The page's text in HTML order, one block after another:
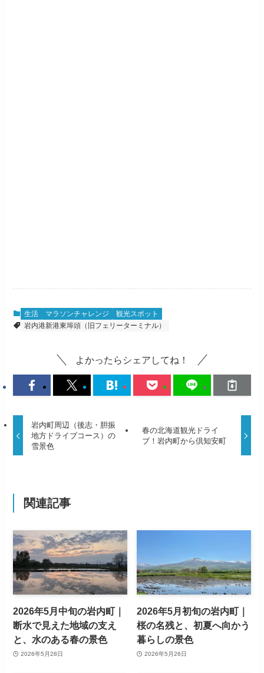
生活 マラソンチャレンジ
観光スポット
岩内港新港東埠頭（旧フェリーターミナル）
よかったらシェアしてね！
岩内町周辺（後志・胆振
地方ドライブコース）の
雪景色
春の北海道観光ドライ
ブ！岩内町から倶知安町
関連記事
2026年5月中旬の岩内町｜
断水で見えた地域の支え
と、水のある春の景色
2026年5月28日
2026年5月初旬の岩内町｜
桜の名残と、初夏へ向かう
暮らしの景色
2026年5月26日